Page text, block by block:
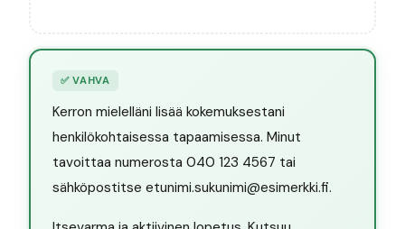
✅VAHVA
Kerron mielelläni lisää kokemuksestani
henkilökohtaisessa tapaamisessa. Minut
tavoittaa numerosta 040 123 4567 tai
sähköpostitse etunimi.sukunimi@esimerkki.fi.